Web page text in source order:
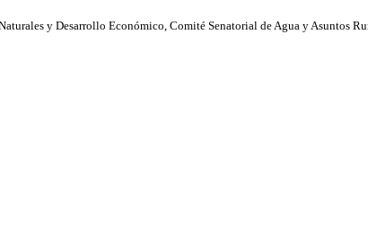
y Desarrollo Económico, Comité Senatorial de Agua y Asuntos